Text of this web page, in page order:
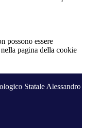
possono essere
pagina della cookie
Statale Alessandro